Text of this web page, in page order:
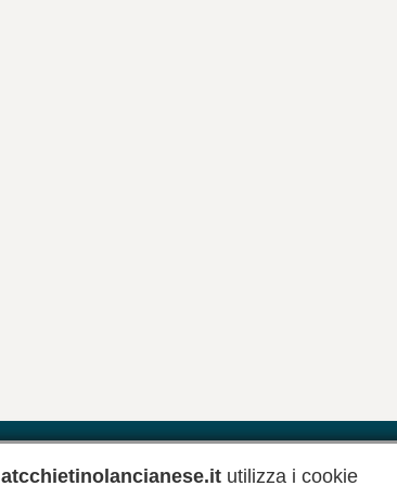
atcchietinolancianese.it utilizza i cookie